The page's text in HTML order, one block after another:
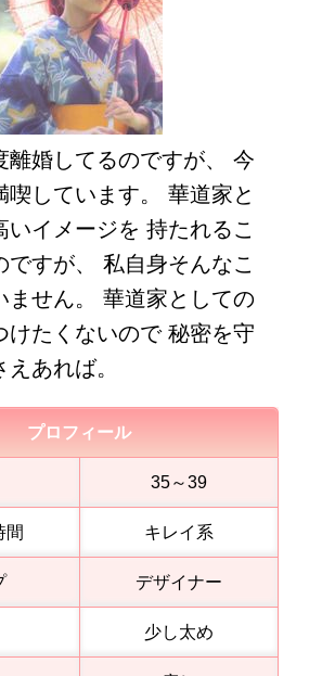
離婚してるのですが、 今
喫しています。 華道家と
いイメージを 持たれるこ
ですが、 私自身そんなこ
ません。 華道家としての
けたくないので 秘密を守
あれば。
プロフィール
35～39
間 キレイ系
デザイナー
少し太め